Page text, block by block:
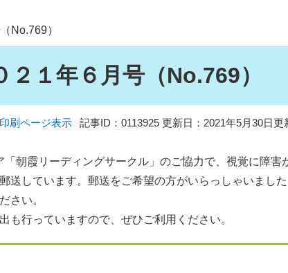
No.769）
１年６月号（No.769）
刷ページ表示 記事ID：0113925 更新日：2021年5月30日更
朝霞リーディングサークル」のご協力で、視覚に障害
送しています。郵送をご希望の方がいらっしゃいました
さい。
行っていますので、ぜひご利用ください。